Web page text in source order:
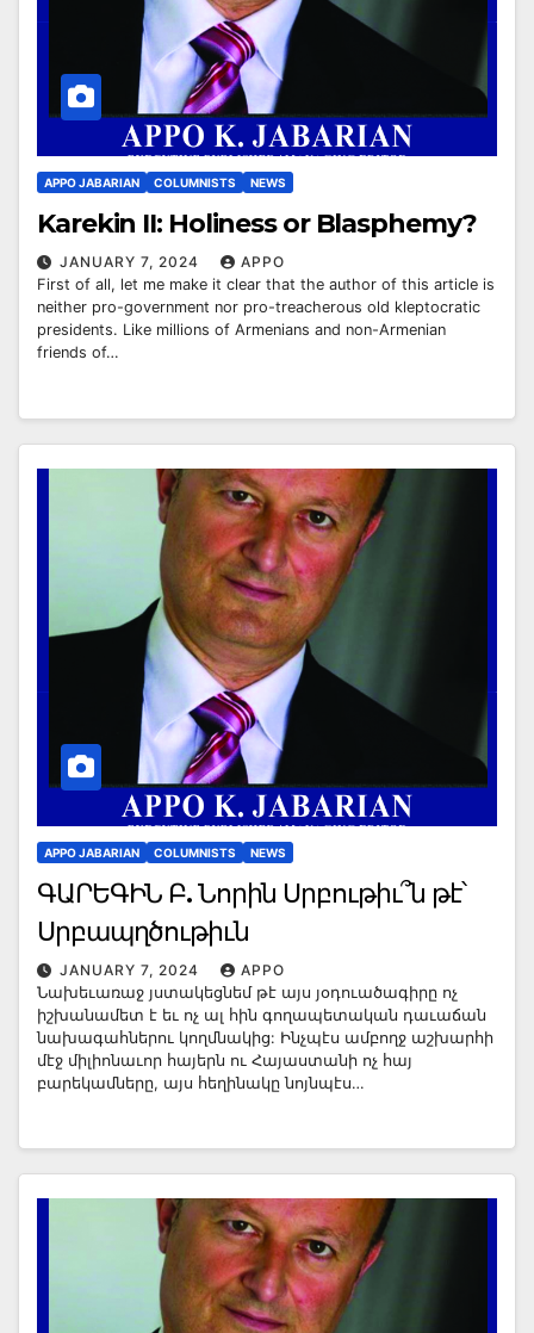
APPO JABARIAN COLUMNISTS NEWS
Karekin II: Holiness or Blasphemy?
JANUARY 7, 2024
APPO
First of all, let me make it clear that the author of this article is
neither pro-government nor pro-treacherous old kleptocratic
presidents. Like millions of Armenians and non-Armenian
friends of…
APPO JABARIAN COLUMNISTS NEWS
ԳԱՐԵԳԻՆ Բ. Նորին Սրբութիւ՞ն թէ՝
Սրբապղծութիւն
JANUARY 7, 2024
APPO
Նախեւառաջ յստակեցնեմ թէ այս յօդուածագիրը ոչ
իշխանամետ է եւ ոչ ալ հին գողապետական դաւաճան
նախագահներու կողմնակից: Ինչպէս ամբողջ աշխարհի
մէջ միլիոնաւոր հայերն ու Հայաստանի ոչ հայ
բարեկամները, այս հեղինակը նոյնպէս…